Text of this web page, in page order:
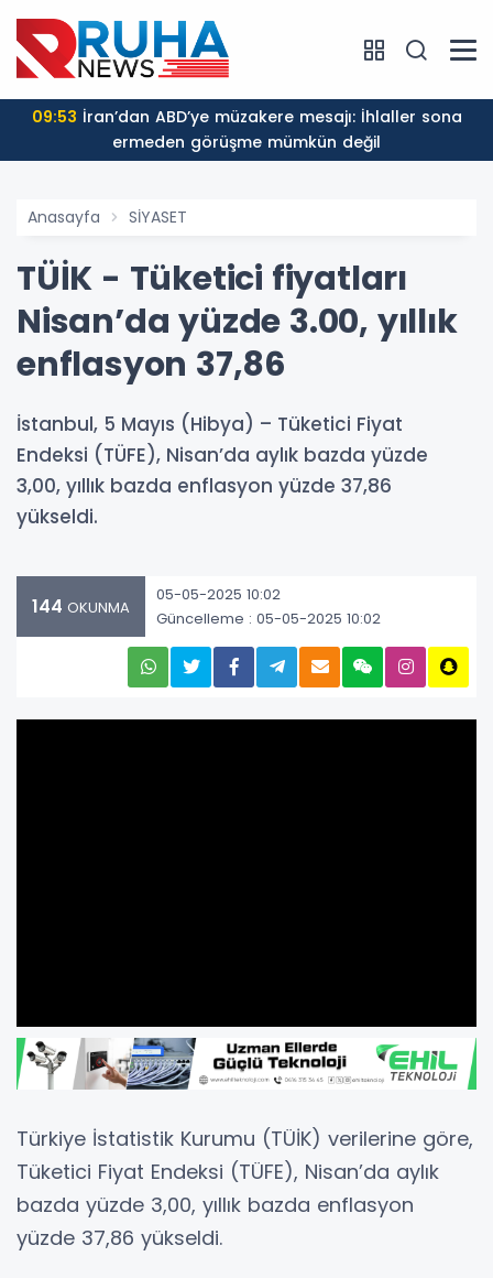
09:53
ermeden görüşme mümkün değil
Anasayfa SİYASET
TÜİK - Tüketici fiyatları
Nisan’da yüzde 3.00, yıllık
enflasyon 37,86
İstanbul, 5 Mayıs (Hibya) – Tüketici Fiyat
Endeksi (TÜFE), Nisan’da aylık bazda yüzde
3,00, yıllık bazda enflasyon yüzde 37,86
yükseldi.
144 OKUNMA
05-05-2025 10:02
Güncelleme : 05-05-2025 10:02
Türkiye İstatistik Kurumu (TÜİK) verilerine göre,
Tüketici Fiyat Endeksi (TÜFE), Nisan’da aylık
bazda yüzde 3,00, yıllık bazda enflasyon
yüzde 37,86 yükseldi.